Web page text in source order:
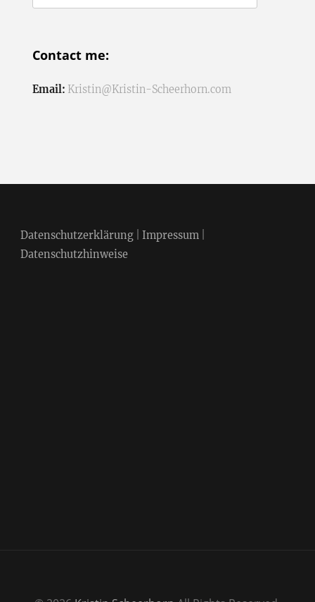
nach:
Contact me:
Email: Kristin@Kristin-Scheerhorn.com
Datenschutzerklärung| Impressum|
Datenschutzhinweise